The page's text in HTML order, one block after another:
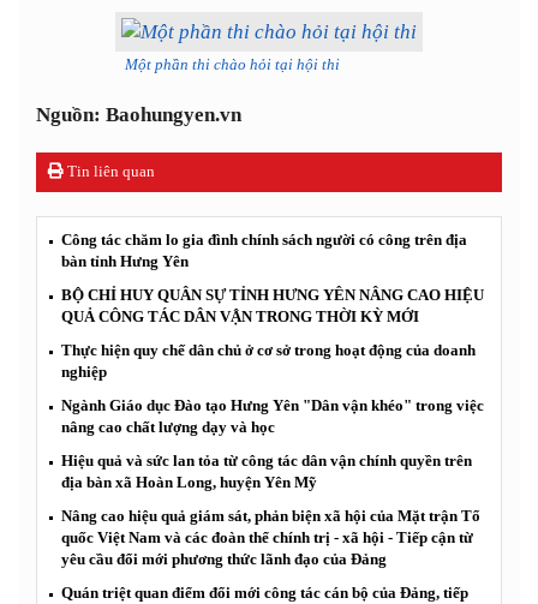
Một phần thi chào hỏi tại hội thi
Nguồn: Baohungyen.vn
Tin liên quan
Công tác chăm lo gia đình chính sách người có công trên địa
bàn tỉnh Hưng Yên
BỘ CHỈ HUY QUÂN SỰ TỈNH HƯNG YÊN NÂNG CAO HIỆU
QUẢ CÔNG TÁC DÂN VẬN TRONG THỜI KỲ MỚI
Thực hiện quy chế dân chủ ở cơ sở trong hoạt động của doanh
nghiệp
Ngành Giáo dục Đào tạo Hưng Yên "Dân vận khéo" trong việc
nâng cao chất lượng dạy và học
Hiệu quả và sức lan tỏa từ công tác dân vận chính quyền trên
địa bàn xã Hoàn Long, huyện Yên Mỹ
Nâng cao hiệu quả giám sát, phản biện xã hội của Mặt trận Tổ
quốc Việt Nam và các đoàn thể chính trị - xã hội - Tiếp cận từ
yêu cầu đổi mới phương thức lãnh đạo của Đảng
Quán triệt quan điểm đổi mới công tác cán bộ của Đảng, tiếp